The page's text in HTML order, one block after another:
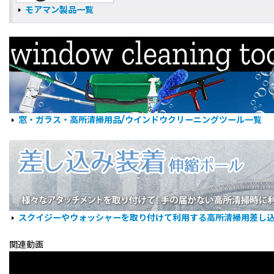
モアマン製品一覧
窓・ガラス・高所清掃用品/ウインドウクリーニングツール一覧
スクイジーやウォッシャーを取り付けて利用する高所清掃用差し
関連動画